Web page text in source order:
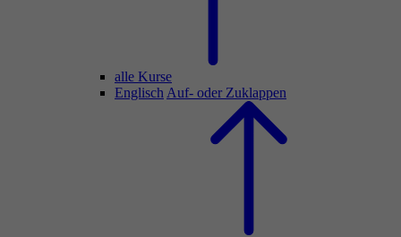
alle Kurse
Englisch Auf- oder Zuklappen